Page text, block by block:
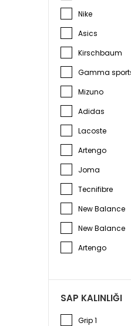
Nike
Asics
Kirschbaum
Gamma
Mizuno
Adidas
Lacoste
Artengo
Joma
Tecnifibre
New Balance
New Balance
Artengo
SAP KALINLIĞI
Grip 1